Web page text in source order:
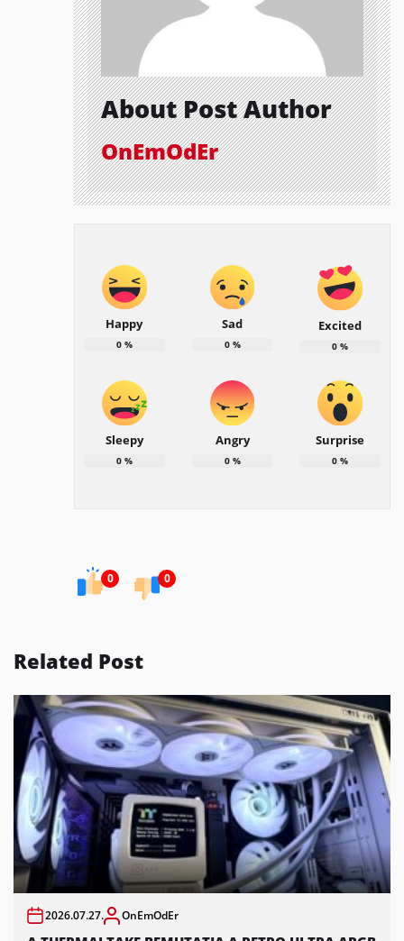
About Post Author
OnEmOdEr
Happy
0%
Sad
0%
Excited
0 %
Sleepy
0%
Angry
0%
Surprise
0 %
0 0
Related Post
2026.07.27. OnEmOdEr